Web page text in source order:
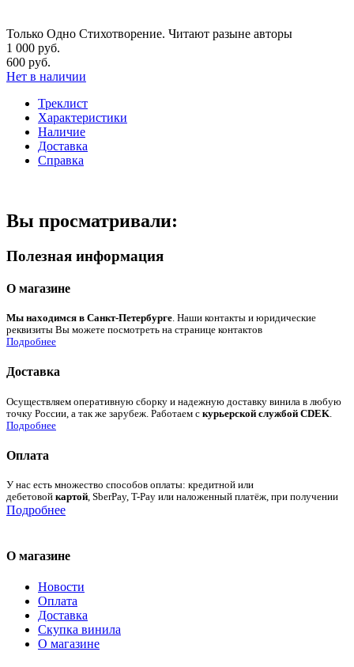
Только Одно Стихотворение. Читают разыне авторы
1 000 руб.
600 руб.
Нет в наличии
Треклист
Характеристики
Наличие
Доставка
Справка
Вы просматривали:
Полезная информация
О магазине
Мы находимся в Санкт-Петербурге. Наши контакты и юридические
реквизиты Вы можете посмотреть на странице контактов
Подробнее
Доставка
Осуществляем оперативную сборку и надежную доставку винила в любую
точку России, а так же зарубеж. Работаем с курьерской службой CDEK
Подробнее
Оплата
У нас есть множество способов оплаты: кредитной или
дебетовой картой, SberPay, T-Pay или наложенный платёж, при получении
Подробнее
О магазине
Новости
Оплата
Доставка
Скупка винила
О магазине